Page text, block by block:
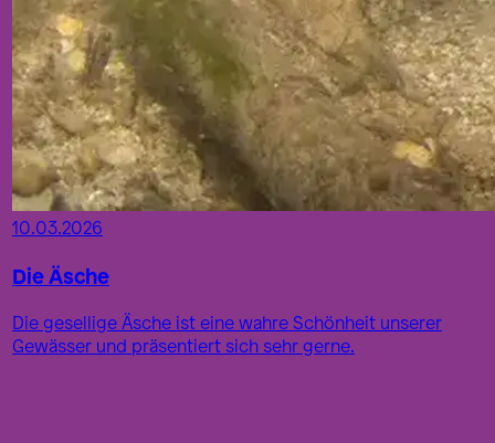
10.03.2026
Die Äsche
Die gesellige Äsche ist eine wahre Schönheit unserer
Gewässer und präsentiert sich sehr gerne.